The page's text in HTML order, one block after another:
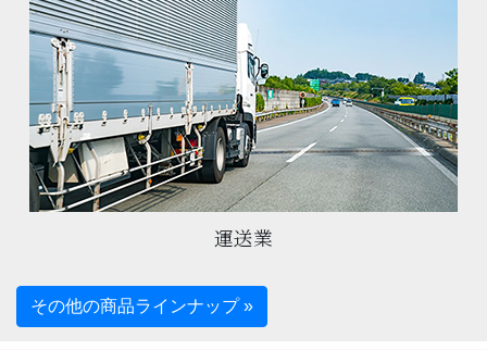
運送業
その他の商品ラインナップ »